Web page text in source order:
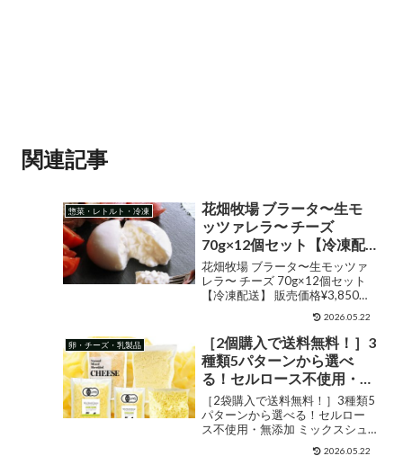
関連記事
惣菜・レトルト・冷凍
花畑牧場 ブラータ〜生モ
ッツァレラ〜 チーズ
70g×12個セット【冷凍配
送】
花畑牧場 ブラータ〜生モッツァ
レラ〜 チーズ 70g×12個セット
【冷凍配送】 販売価格¥3,850シ
ョップ名花畑牧場ジャンルモッ
ツァレラ購入する ■ブラータ〜生
モッツァレラ〜 【名称】ナチュ
ラルチーズ 【内容量】
840g(70g×12個）...
2026.05.22
卵・チーズ・乳製品
［2個購入で送料無料！］3
種類5パターンから選べ
る！セルロース不使用・無
添加 ミックスシュレッド
チーズ［冷蔵/冷凍可］
【2〜3営業日以内に出荷】
［2袋購入で送料無料！］3種類5
パターンから選べる！セルロー
ス不使用・無添加 ミックスシュ
レッドチーズ［冷蔵/冷凍可］
2026.05.22